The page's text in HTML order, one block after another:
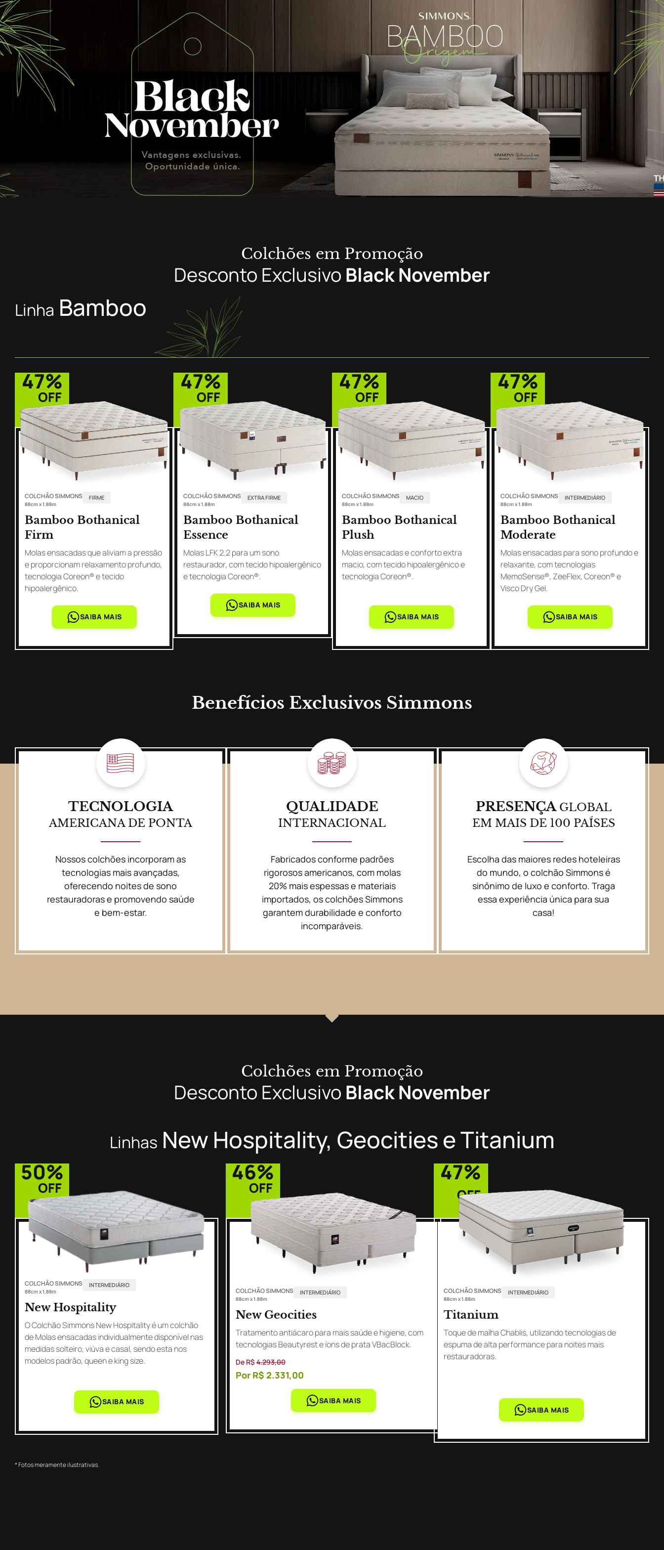
Colchões em Promoção
Desconto Exclusivo Black November
Linha Bamboo
47%
OFF
COLCHÃO SIMMONS
88cm x 1.88m
FIRME
Bamboo Bothanical
Firm
Molas ensacadas que aliviam a pressão
e proporcionam relaxamento profundo,
tecnologia Coreon® e tecido
hipoalergênico.
SAIBA MAIS
47%
OFF
COLCHÃO SIMMONS
88cm x 1.88m
EXTRA FIRME
Bamboo Bothanical
Essence
Molas LFK 2.2 para um sono
restaurador, com tecido hipoalergênico
e tecnologia Coreon®.
SAIBA MAIS
47%
OFF
COLCHÃO SIMMONS
88cm x 1.88m
MACIO
Bamboo Bothanical
Plush
Molas ensacadas e conforto extra
macio, com tecido hipoalergênico e
tecnologia Coreon®.
SAIBA MAIS
47%
OFF
COLCHÃO SIMMONS
88cm x 1.88m
INTERMEDIÁRIO
Bamboo Bothanical
Moderate
Molas ensacadas para sono profundo e
relaxante, com tecnologias
MemoSense®, ZeeFlex, Coreon® e
Visco Dry Gel.
SAIBA MAIS
Benefícios Exclusivos Simmons
TECNOLOGIA
AMERICANA DE PONTA
Nossos colchões incorporam as
tecnologias mais avançadas,
oferecendo noites de sono
restauradoras e promovendo saúde
e bem-estar.
QUALIDADE
INTERNACIONAL
Fabricados conforme padrões
rigorosos americanos, com molas
20% mais espessas e materiais
importados, os colchões Simmons
garantem durabilidade e conforto
incomparáveis.
PRESENÇAGLOBAL
EM MAIS DE 100 PAÍSES
Escolha das maiores redes hoteleiras
do mundo, o colchão Simmons é
sinônimo de luxo e conforto. Traga
essa experiência única para sua
casa!
Colchões em Promoção
Desconto Exclusivo Black November
Linhas New Hospitality, Geocities e Titanium
50%
OFF
COLCHÃO SIMMONS
88cm x 1.88m
INTERMEDIÁRIO
New Hospitality
O Colchão Simmons New Hospitality é um colchão
de Molas ensacadas individualmente disponível nas
medidas solteiro, viúva e casal, sendo esta nos
modelos padrão, queen e king size.
SAIBA MAIS
46%
OFF
COLCHÃO SIMMONS
88cm x 1.88m
INTERMEDIÁRIO
New Geocities
Tratamento antiácaro para mais saúde e higiene, com
tecnologias Beautyrest e íons de prata VBacBlock.
De R$4.293,00
Por R$ 2.331,00
SAIBA MAIS
47%
OFF
COLCHÃO SIMMONS
88cm x 1.88m
INTERMEDIÁRIO
Titanium
Toque de malha Chablis, utilizando tecnologias de
espuma de alta performance para noites mais
restauradoras.
SAIBA MAIS
* Fotos meramente ilustrativas.